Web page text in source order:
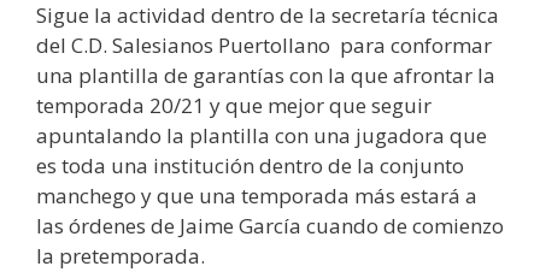
Sigue la actividad dentro de la secretaría técnica
del C.D. Salesianos Puertollano para conformar
una plantilla de garantías con la que afrontar la
temporada 20/21 y que mejor que seguir
apuntalando la plantilla con una jugadora que
es toda una institución dentro de la conjunto
manchego y que una temporada más estará a
las órdenes de Jaime García cuando de comienzo
la pretemporada.